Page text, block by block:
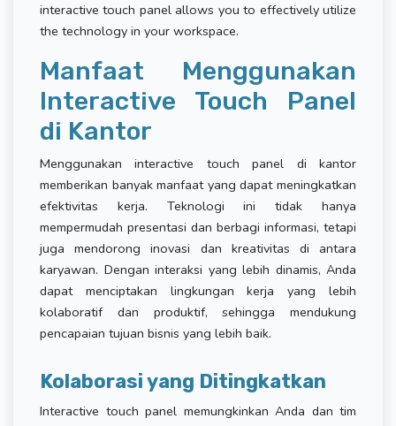
interactive touch panel allows you to effectively utilize
the technology in your workspace.
Manfaat Menggunakan
Interactive Touch Panel
di Kantor
Menggunakan interactive touch panel di kantor
memberikan banyak manfaat yang dapat meningkatkan
efektivitas kerja. Teknologi ini tidak hanya
mempermudah presentasi dan berbagi informasi, tetapi
juga mendorong inovasi dan kreativitas di antara
karyawan. Dengan interaksi yang lebih dinamis, Anda
dapat menciptakan lingkungan kerja yang lebih
kolaboratif dan produktif, sehingga mendukung
pencapaian tujuan bisnis yang lebih baik.
Kolaborasi yang Ditingkatkan
Interactive touch panel memungkinkan Anda dan tim